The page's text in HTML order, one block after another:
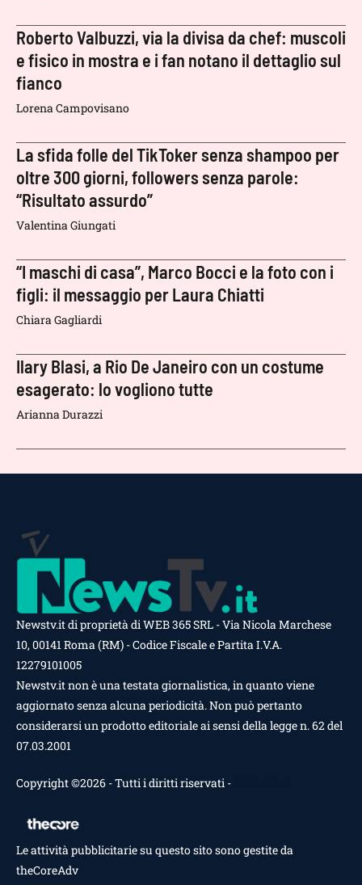
Roberto Valbuzzi, via la divisa da chef: muscoli
e fisico in mostra e i fan notano il dettaglio sul
fianco
Lorena Campovisano
La sfida folle del TikToker senza shampoo per
oltre 300 giorni, followers senza parole:
“Risultato assurdo”
Valentina Giungati
“I maschi di casa”, Marco Bocci e la foto con i
figli: il messaggio per Laura Chiatti
Chiara Gagliardi
Ilary Blasi, a Rio De Janeiro con un costume
esagerato: lo vogliono tutte
Arianna Durazzi
Newstv.it di proprietà di WEB 365 SRL - Via Nicola Marchese
10, 00141 Roma (RM) - Codice Fiscale e Partita I.V.A.
12279101005
Newstv.it non è una testata giornalistica, in quanto viene
aggiornato senza alcuna periodicità. Non può pertanto
considerarsi un prodotto editoriale ai sensi della legge n. 62 del
07.03.2001
Copyright ©2026 - Tutti i diritti riservati -
Le attività pubblicitarie su questo sito sono gestite da
theCoreAdv